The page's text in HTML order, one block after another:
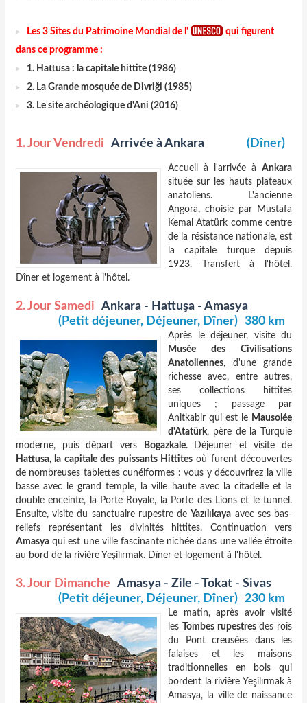
Les 3 Sites du Patrimoine Mondial de l'
qui figurent
dans ce programme :
1. Hattusa : la capitale hittite (1986)
2. La Grande mosquée de Divriği (1985)
3. Le site archéologique d'Ani (2016)
1. Jour Vendredi Arrivée à Ankara (Dîner)
Accueil à l'arrivée à Ankara
située sur les hauts plateaux
anatoliens. L'ancienne
Angora, choisie par Mustafa
Kemal Atatürk comme centre
de la résistance nationale, est
la capitale turque depuis
1923. Transfert à l'hôtel.
Dîner et logement à l'hôtel.
2. Jour Samedi
Ankara - Hattuşa - Amasya
380 km
(Petit déjeuner, Déjeuner, Dîner)
Après le déjeuner, visite du
Musée des Civilisations
Anatoliennes, d'une grande
richesse avec, entre autres,
ses collections hittites
uniques ; passage par
Anitkabir qui est le Mausolée
d'Atatürk, père de la Turquie
moderne, puis départ vers
Bogazkale. Déjeuner et visite de
Hattusa, la capitale des puissants Hittitesoù furent découvertes
de nombreuses tablettes cunéiformes : vous y découvrirez la ville
basse avec le grand temple, la ville haute avec la citadelle et la
double enceinte, la Porte Royale, la Porte des Lions et le tunnel.
Ensuite, visite du sanctuaire rupestre deYazılıkaya avec ses bas-
reliefs représentant les divinités hittites. Continuation vers
Amasya qui est une ville fascinante nichée dans une vallée étroite
au bord de la rivière Yeşilırmak. Dîner et logement à l'hôtel.
3. Jour Dimanche
Amasya - Zile - Tokat - Sivas
230 km
(Petit déjeuner, Déjeuner, Dîner)
Le matin, après avoir visité
les Tombes rupestresdes rois
du Pont creusées dans les
falaises et les maisons
traditionnelles en bois qui
bordent la rivière Yeşilırmak à
Amasya, la ville de naissance